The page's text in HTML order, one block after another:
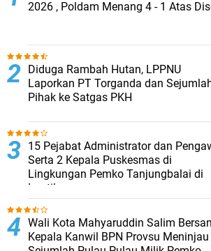
TERPOPULER
Juara Turnamen Futsal Pemko Cup
2026 , Poldam Menang 4 - 1 Atas